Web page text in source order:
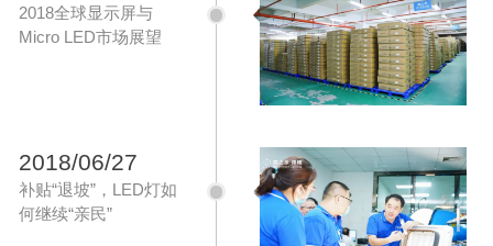
2018全球显示屏与
Micro LED市场展望
2018/06/27
补贴“退坡”，LED灯如
何继续“亲民”